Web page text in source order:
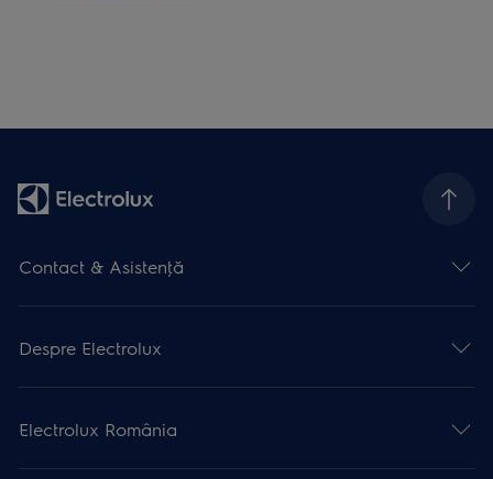
Contact & Asistenţă
Despre Electrolux
Electrolux România